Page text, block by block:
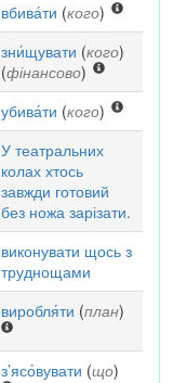
вбива́ти (кого)
зни́щувати (кого)
(фінансово)
убива́ти (кого)
У театральних
колах хтось
завжди готовий
без ножа зарізати.
виконувати щось з
труднощами
виробля́ти (план)
з’ясо́вувати (що)